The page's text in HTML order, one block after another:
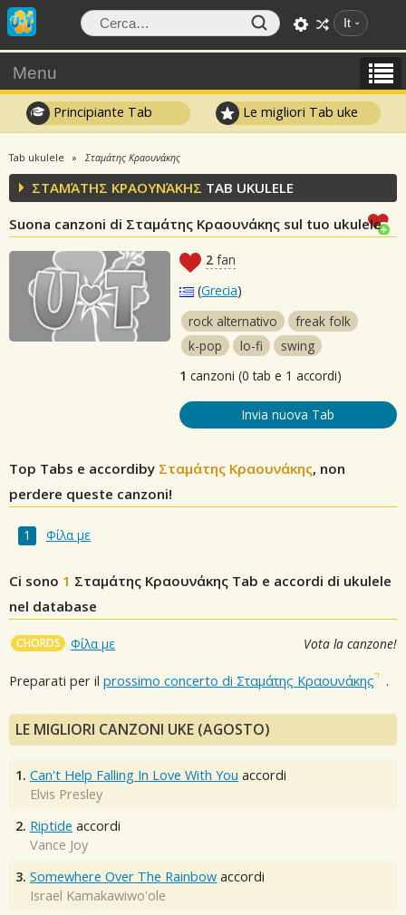
It
Menu
Principiante Tab Le migliori Tab uke
Tab ukulele Σταμάτης Κραουνάκης
ΣΤΑΜΆΤΗΣ ΚΡΑΟΥΝΆΚΗΣ TAB UKULELE
Suona canzoni di Σταμάτης Κραουνάκης sul tuo ukulele
2 fan
(Grecia)
rock alternativo
freak folk
k-pop
lo-fi
swing
1 canzoni (0 tab e 1 accordi)
Invia nuova Tab
Top Tabs e accordiby Σταμάτης Κραουνάκης, non
perdere queste canzoni!
Φίλα με
Ci sono 1 Σταμάτης Κραουνάκης Tab e accordi di ukulele
nel database
CHORDS Φίλα με Vota la canzone!
Preparati per il prossimo concerto di Σταμάτης Κραουνάκης .
LE MIGLIORI CANZONI UKE (AGOSTO)
1. Can't Help Falling In Love With You accordi
Elvis Presley
2. Riptide accordi
Vance Joy
3. Somewhere Over The Rainbow accordi
Israel Kamakawiwo'ole